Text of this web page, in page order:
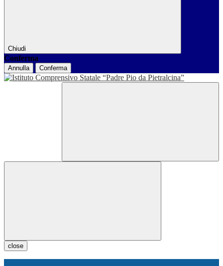
Chiudi
Conferma
Annulla Conferma
close